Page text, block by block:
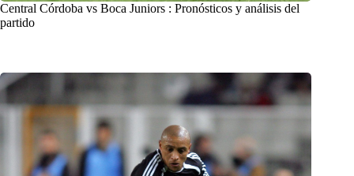
Central Córdoba vs Boca Juniors : Pronósticos y análisis del
partido